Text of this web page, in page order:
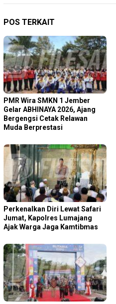
POS TERKAIT
PMR Wira SMKN 1 Jember
Gelar ABHINAYA 2026, Ajang
Bergengsi Cetak Relawan
Muda Berprestasi
Perkenalkan Diri Lewat Safari
Jumat, Kapolres Lumajang
Ajak Warga Jaga Kamtibmas